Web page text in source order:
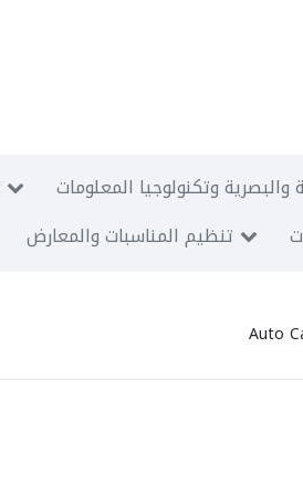
وتكنولوجيا المعلومات
تنظيم المناسبات والمعارض
Auto